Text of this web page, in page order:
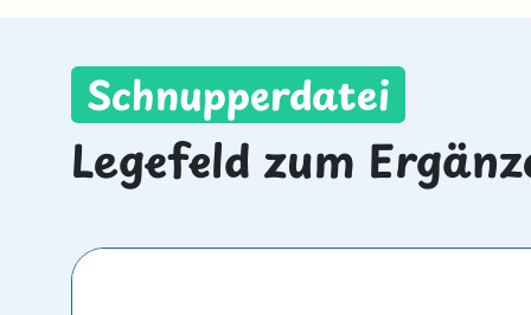
Schnupperdatei
Legefeld zum